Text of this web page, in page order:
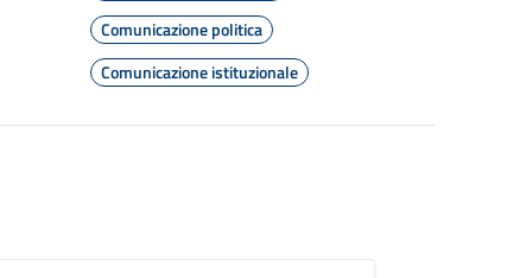
Comunicazione politica
Comunicazione istituzionale